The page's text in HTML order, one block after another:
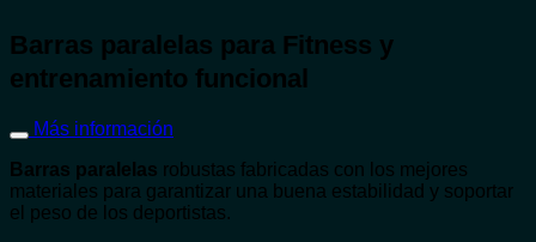
Barras paralelas para Fitness y
entrenamiento funcional
Más información
Barras paralelas robustas fabricadas con los mejores
materiales para garantizar una buena estabilidad y soportar
el peso de los deportistas.